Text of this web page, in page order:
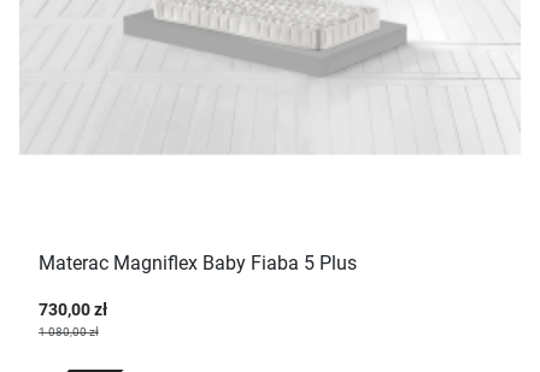
Materac Magniflex Baby Fiaba 5 Plus
730,00 zł
1 080,00 zł